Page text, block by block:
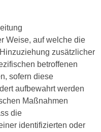
Weise, auf welche die
zusätzlicher
betroffenen
sofern diese
aufbewahrt werden
Maßnahmen
die
identifizierten oder